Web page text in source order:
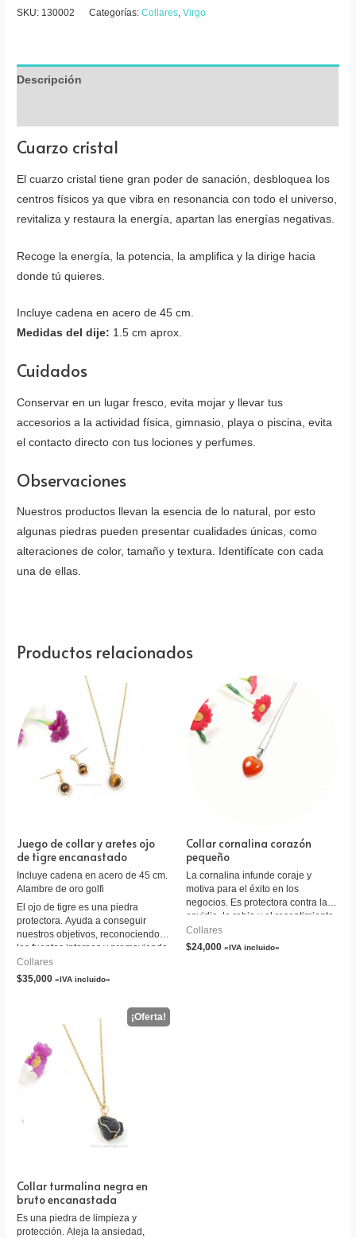
SKU: 130002 Categorías:Collares ,Virgo
Descripción
Cuarzo cristal
El cuarzo cristal tiene gran poder de sanación, desbloquea los
centros físicos ya que vibra en resonancia con todo el universo,
revitaliza y restaura la energía, apartan las energías negativas.
Recoge la energía, la potencia, la amplifica y la dirige hacia
donde tú quieres.
Incluye cadena en acero de 45 cm.
Medidas del dije: 1.5 cm aprox.
Cuidados
Conservar en un lugar fresco, evita mojar y llevar tus
accesorios a la actividad física, gimnasio, playa o piscina, evita
el contacto directo con tus lociones y perfumes.
Observaciones
Nuestros productos llevan la esencia de lo natural, por esto
algunas piedras pueden presentar cualidades únicas, como
alteraciones de color, tamaño y textura. Identifícate con cada
una de ellas.
Productos relacionados
Juego de collar y aretes ojo
de tigre encanastado
Incluye cadena en acero de 45 cm.
Alambre de oro golfi
El ojo de tigre es una piedra
protectora. Ayuda a conseguir
nuestros objetivos, reconociendo
las fuentes internas y promoviendo
la claridad de intención. Esta
piedra es útil para reconocer tanto
de autoestima, autocrítica y
bloqueo de la creatividad a
reconocer los propios talentos y
habilidades, también las faltas que
deben ser superadas. Alivia la
depresión y eleva el estado de
Collares
$35,000 «IVA incluido»
Collar cornalina corazón
pequeño
La cornalina infunde coraje y
motiva para el éxito en los
negocios. Es protectora contra la
envidia, la rabia y el resentimiento.
Collares
$24,000 «IVA incluido»
Collar turmalina negra en
bruto encanastada
Es una piedra de limpieza y
protección. Aleja la ansiedad,